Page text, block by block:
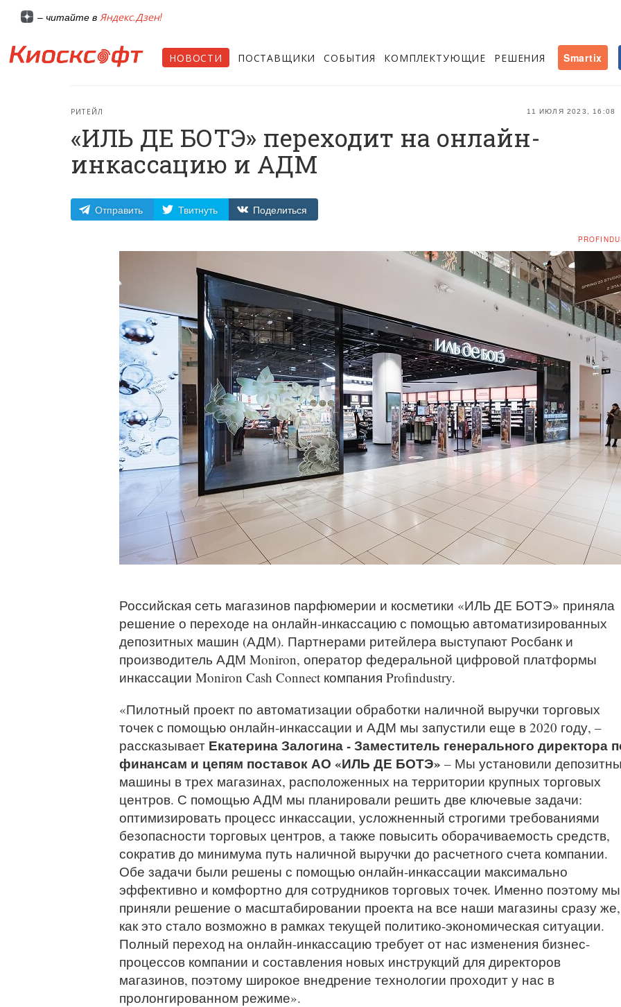
– читайте в Яндекс.Дзен!
НОВОСТИ ПОСТАВЩИКИ СОБЫТИЯ КОМПЛЕКТУЮЩИЕ РЕШЕНИЯ Smartix
11 ИЮЛЯ 2023, 16:08
РИТЕЙЛ
«ИЛЬ ДЕ БОТЭ» переходит на онлайн-
инкассацию и АДМ
Отправить Твитнуть Поделиться
Российская сеть магазинов парфюмерии и косметики «ИЛЬ ДЕ БОТЭ» приняла
решение о переходе на онлайн-инкассацию с помощью автоматизированных
депозитных машин (АДМ). Партнерами ритейлера выступают Росбанк и
производитель АДМ Moniron, оператор федеральной цифровой платформы
инкассации Moniron Cash Connect компания Profindustry.
«Пилотный проект по автоматизации обработки наличной выручки торговых
точек с помощью онлайн-инкассации и АДМ мы запустили еще в 2020 году, –
рассказывает Екатерина Залогина - Заместитель генерального директора
финансам и цепям поставок АО «ИЛЬ ДЕ БОТЭ» – Мы установили
машины в трех магазинах, расположенных на территории крупных торговых
центров. С помощью АДМ мы планировали решить две ключевые задачи:
оптимизировать процесс инкассации, усложненный строгими требованиями
безопасности торговых центров, а также повысить оборачиваемость средств,
сократив до минимума путь наличной выручки до расчетного счета компании.
Обе задачи были решены с помощью онлайн-инкассации максимально
эффективно и комфортно для сотрудников торговых точек. Именно поэтому мы
приняли решение о масштабировании проекта на все наши магазины сразу же,
как это стало возможно в рамках текущей политико-экономическая ситуации.
Полный переход на онлайн-инкассацию требует от нас изменения бизнес-
процессов компании и составления новых инструкций для директоров
магазинов, поэтому широкое внедрение технологии проходит у нас в
пролонгированном режиме».